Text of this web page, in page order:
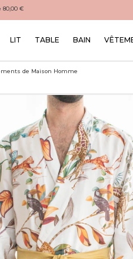
80,00 €
LIT TABLE BAIN
de Maison Homme